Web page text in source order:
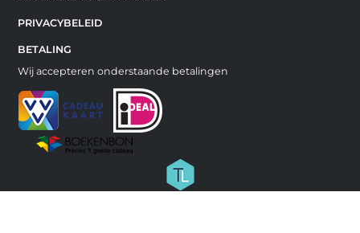
PRIVACYBELEID
BETALING
Wij accepteren onderstaande betalingen